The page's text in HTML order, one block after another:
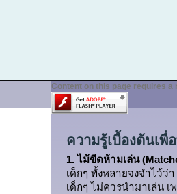
Content on this page requires a
ความรู้เบื้องต้นเพื่
1. ไม้ขีดห้ามเล่น
เด็กๆ ทั้งหลายจงจำไว้
เด็กๆ ไม่ควรนำมาเล่น